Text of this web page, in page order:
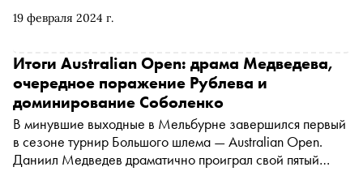
19 февраля 2024 г.
Итоги Australian Open: драма Медведева,
очередное поражение Рублева и
доминирование Соболенко
В минувшие выходные в Мельбурне завершился первый
в сезоне турнир Большого шлема — Australian Open.
Даниил Медведев драматично проиграл свой пятый